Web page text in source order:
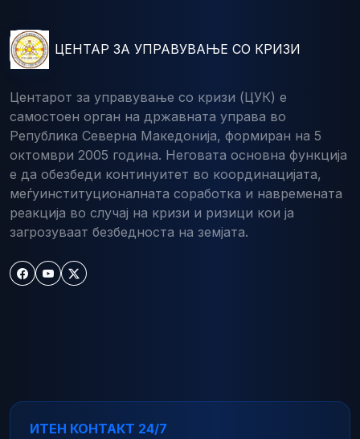
ЦЕНТАР ЗА УПРАВУВАЊЕ СО КРИЗИ
Центарот за управување со кризи (ЦУК) е
самостоен орган на државната управа во
Република Северна Македонија, формиран на 5
октомври 2005 година. Неговата основна функција
е да обезбеди континуитет во координацијата,
меѓуинституционалната соработка и навремената
реакција во случај на кризи и ризици кои ја
загрозуваат безбедноста на земјата.
ИТЕН КОНТАКТ 24/7